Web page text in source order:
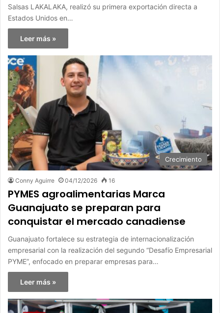
Salsas LAKALAKA, realizó su primera exportación directa a
Estados Unidos en…
Leer más »
Crecimiento
Conny Aguirre 04/12/2026 16
PYMES agroalimentarias Marca
Guanajuato se preparan para
conquistar el mercado canadiense
Guanajuato fortalece su estrategia de internacionalización
empresarial con la realización del segundo “Desafío Empresarial
PYME”, enfocado en preparar empresas para…
Leer más »